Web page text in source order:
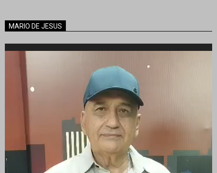
MARIO DE JESUS
Reproductor